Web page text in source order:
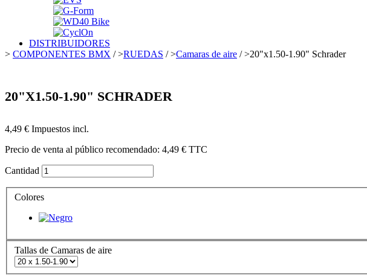
DISTRIBUIDORES
> COMPONENTES BMX />RUEDAS />Camaras de aire />20"x1.50-1.90" Schrader
20"X1.50-1.90" SCHRADER
4,49 € Impuestos incl.
Precio de venta al público recomendado: 4,49 € TTC
Cantidad
Colores
Tallas de Camaras de aire